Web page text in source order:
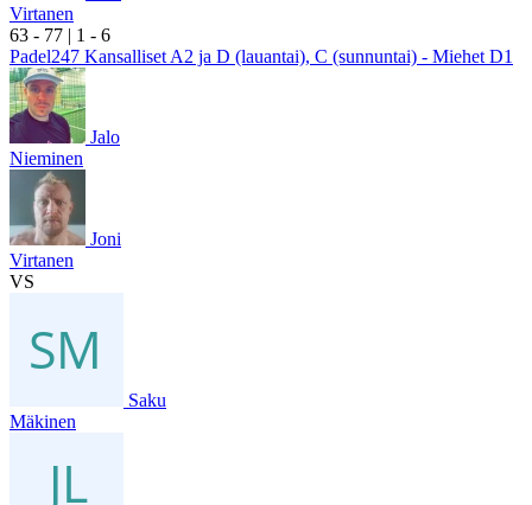
Virtanen
63 - 77 | 1 - 6
Padel247 Kansalliset A2 ja D (lauantai), C (sunnuntai) - Miehet D1
Jalo
Nieminen
Joni
Virtanen
VS
Saku
Mäkinen